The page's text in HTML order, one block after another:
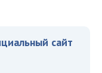
сайт